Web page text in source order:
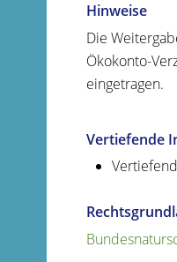
Hinweise
Die
Ökokonto-
eingetragen.
Vertiefende